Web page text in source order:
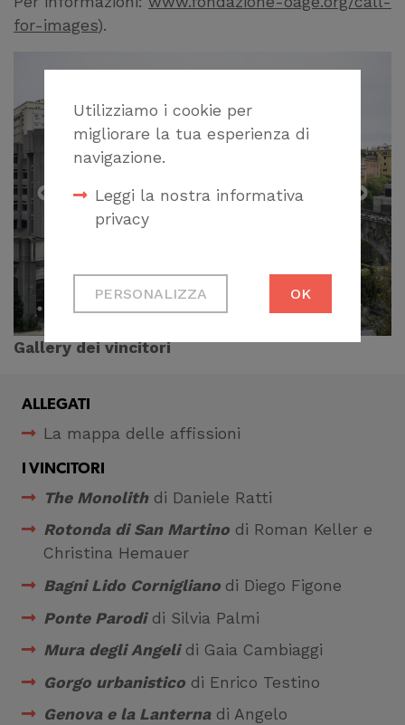
Utilizziamo i cookie per
migliorare la tua esperienza di
navigazione.
Leggi la nostra informativa
privacy
Cookie tecnici
Necessari per
correttamente del
Ci permettono di
statistici su di te per
PERSONALIZZA OK
for-images).
Gallery dei vincitori
ALLEGATI
La mappa delle affissioni
I VINCITORI
The Monolithdi Daniele Ratti
Rotonda di San Martino di Roman Keller e
Christina Hemauer
Bagni Lido Cornigliano di Diego Figone
Ponte Parodidi Silvia Palmi
Mura degli Angelidi Gaia Cambiaggi
Gorgo urbanistico di Enrico Testino
Genova e la Lanternadi Angelo